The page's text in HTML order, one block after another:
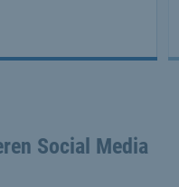
Social Media